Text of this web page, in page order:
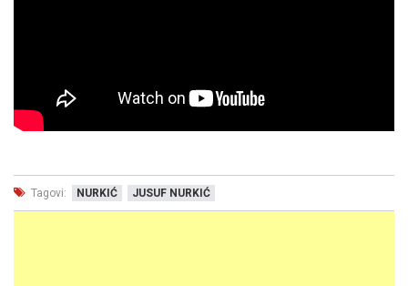
Tagovi: NURKIĆ JUSUF NURKIĆ